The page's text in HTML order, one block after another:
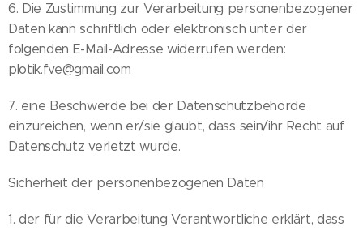
6. Die Zustimmung zur Verarbeitung personenbezogener
Daten kann schriftlich oder elektronisch unter der
folgenden E-Mail-Adresse widerrufen werden:
plotik.fve@gmail.com
7. eine Beschwerde bei der Datenschutzbehörde
einzureichen, wenn er/sie glaubt, dass sein/ihr Recht auf
Datenschutz verletzt wurde.
Sicherheit der personenbezogenen Daten
1. der für die Verarbeitung Verantwortliche erklärt, dass